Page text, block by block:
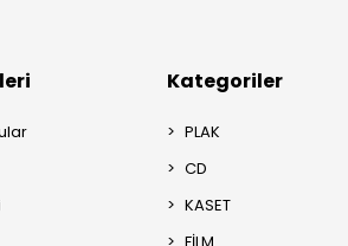
Kategoriler
PLAK
CD
KASET